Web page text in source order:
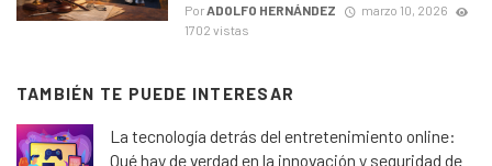
PorADOLFO HERNÁNDEZ
marzo 10, 2026
1702 vistas
TAMBIÉN TE PUEDE INTERESAR
La tecnología detrás del entretenimiento online:
Qué hay de verdad en la innovación y seguridad de